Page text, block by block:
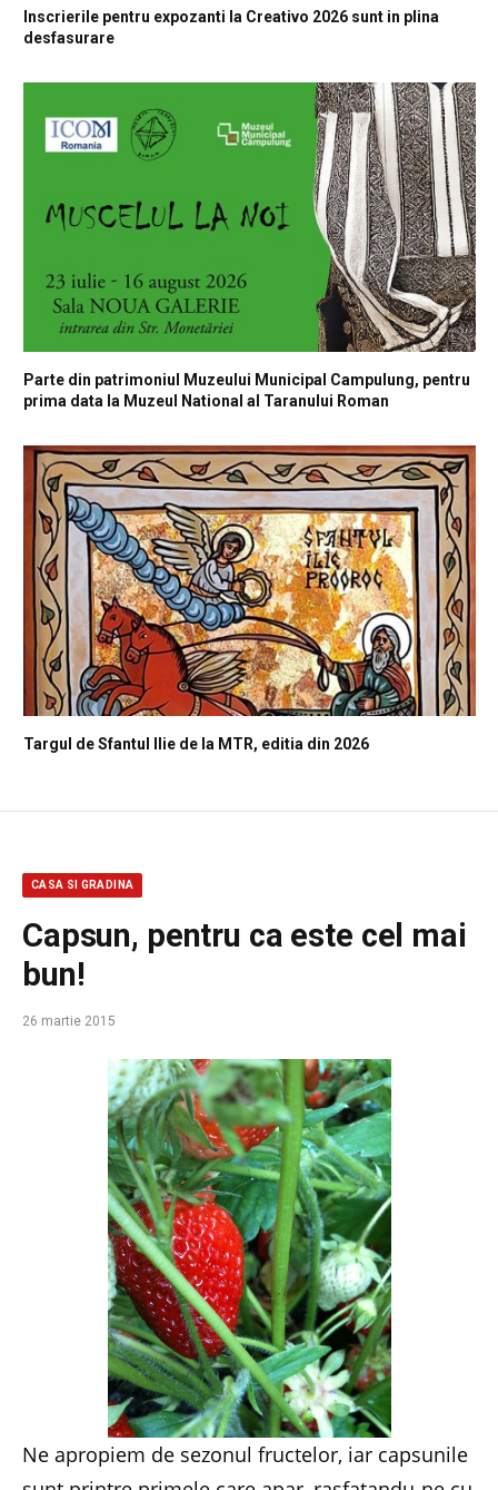
Inscrierile pentru expozanti la Creativo 2026 sunt in plina
desfasurare
Parte din patrimoniul Muzeului Municipal Campulung, pentru
prima data la Muzeul National al Taranului Roman
Targul de Sfantul Ilie de la MTR, editia din 2026
CASA SI GRADINA
Capsun, pentru ca este cel mai
bun!
26 martie 2015
Ne apropiem de sezonul fructelor, iar capsunile